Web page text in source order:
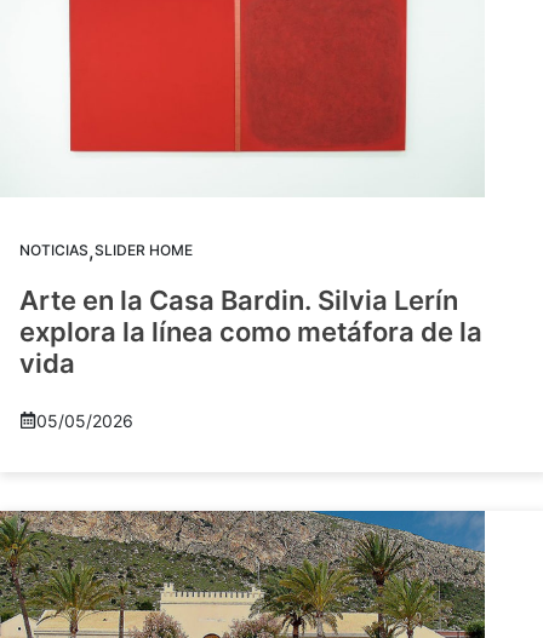
NOTICIAS,SLIDER HOME
Arte en la Casa Bardin. Silvia Lerín
explora la línea como metáfora de la
vida
05/05/2026